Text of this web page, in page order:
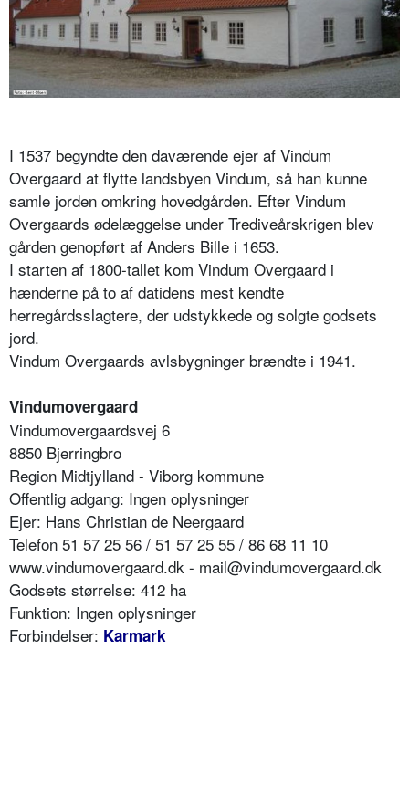
I 1537 begyndte den daværende ejer af Vindum
Overgaard at flytte landsbyen Vindum, så han kunne
samle jorden omkring hovedgården. Efter Vindum
Overgaards ødelæggelse under Trediveårskrigen blev
gården genopført af Anders Bille i 1653.
I starten af 1800-tallet kom Vindum Overgaard i
hænderne på to af datidens mest kendte
herregårdsslagtere, der udstykkede og solgte godsets
jord.
Vindum Overgaards avlsbygninger brændte i 1941.
Vindumovergaard
Vindumovergaardsvej 6
8850 Bjerringbro
Region Midtjylland - Viborg kommune
Offentlig adgang: Ingen oplysninger
Ejer: Hans Christian de Neergaard
Telefon 51 57 25 56 / 51 57 25 55 / 86 68 11 10
www.vindumovergaard.dk - mail@vindumovergaard.dk
Godsets størrelse: 412 ha
Funktion: Ingen oplysninger
Forbindelser: Karmark